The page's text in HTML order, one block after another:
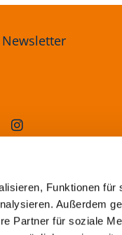
Funktionen für
Außerdem
Partner für soziale
Newsletter
Frankfurt (Oder)